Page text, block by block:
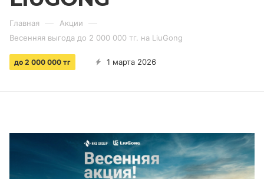
Главная — Акции —
Весенняя выгода до 2 000 000 тг. на LiuGong
до 2 000 000 тг 1 марта 2026